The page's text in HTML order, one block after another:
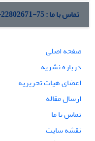
تماس با ما : 75-22802671-021
صفحه اصلی
درباره نشریه
اعضای هیات تحریریه
ارسال مقاله
تماس با ما
نقشه سایت